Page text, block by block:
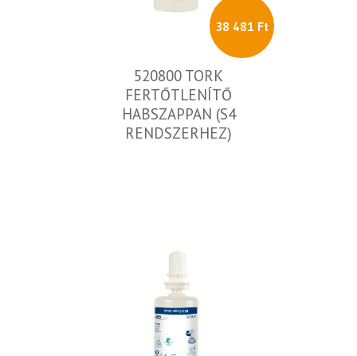
38 481 Ft
520800 TORK
FERTŐTLENÍTŐ
HABSZAPPAN (S4
RENDSZERHEZ)